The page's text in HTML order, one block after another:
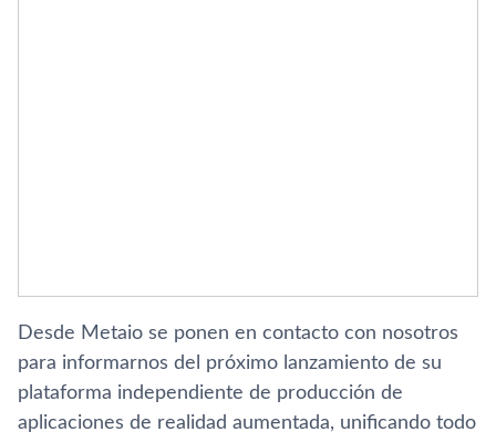
Desde Metaio se ponen en contacto con nosotros
para informarnos del próximo lanzamiento de su
plataforma independiente de producción de
aplicaciones de realidad aumentada, unificando todo